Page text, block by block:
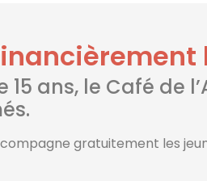
15 ans, le Café de
gratuitement les